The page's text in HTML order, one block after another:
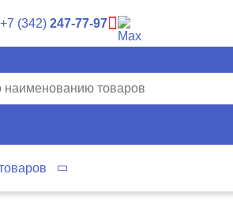
7 342 247-77-97